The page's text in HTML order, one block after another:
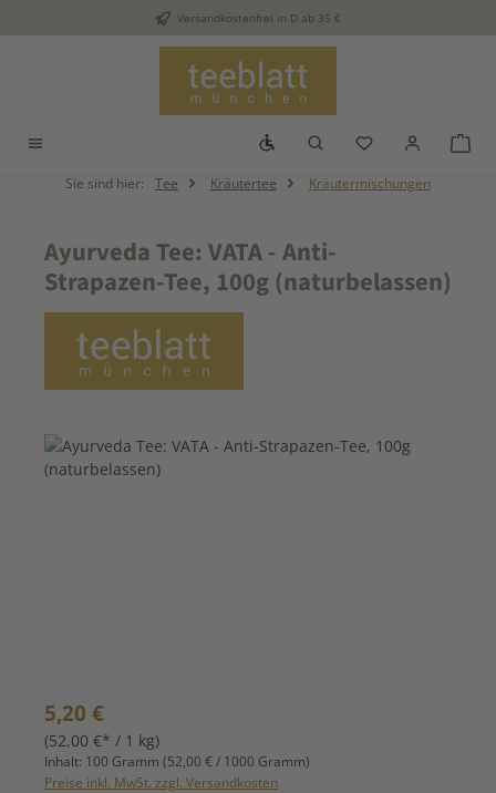
Zum Hauptinhalt springenVersandkostenfrei in D ab 35 €
Werkzeugleiste anzeigen
Du hast 0
Sie sind hier: Tee Kräutertee Kräutermischungen
Ayurveda Tee: VATA - Anti-
Strapazen-Tee, 100g (naturbelassen)
Bildergalerie überspringen
Regulärer Preis:
5,20 €
(52,00 €* / 1 kg)
Inhalt: 100 Gramm (52,00 € / 1000 Gramm)
Preise inkl. MwSt. zzgl. Versandkosten